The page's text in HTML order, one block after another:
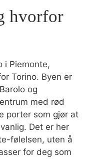
hvorfor
i Piemonte,
Torino. Byen er
og
med rød
porter som gjør at
Det er her
følelsen, uten å
for deg som